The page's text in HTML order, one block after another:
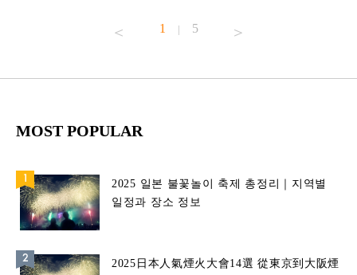
1 | 5
MOST POPULAR
2025 일본 불꽃놀이 축제 총정리｜지역별
일정과 장소 정보
2025日本人氣煙火大會14選 從東京到大阪煙